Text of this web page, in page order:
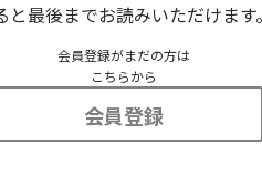
最後までお読みいただけます。
会員登録がまだの方は
こちらから
会員登録